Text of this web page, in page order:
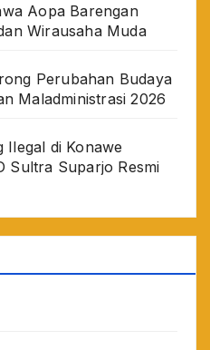
Aopa Barengan
Wirausaha Muda
Perubahan Budaya
Maladministrasi 2026
Ilegal di Konawe
Sultra Suparjo Resmi